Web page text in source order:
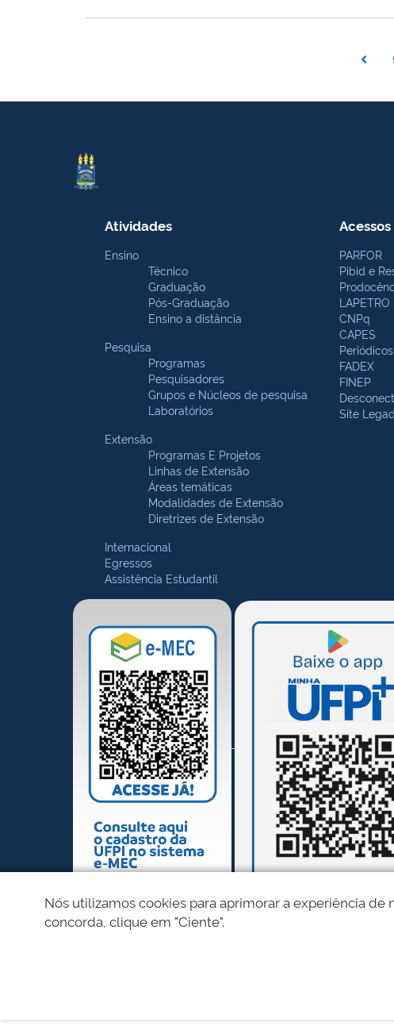
Atividades
Ensino
Técnico
Graduação
Pós-Graduação
Ensino a distância
Pesquisa
Programas
Pesquisadores
Grupos e Núcleos de pesquisa
Laboratórios
Extensão
Programas E Projetos
Linhas de Extensão
Áreas temáticas
Modalidades de Extensão
Diretrizes de Extensão
Internacional
Egressos
Assistência Estudantil
Acessos
PARFOR
Pibid e
LAPETRO
CNPq
CAPES
Periódicos
FADEX
FINEP
Site
Nós utilizamos cookies para aprimorar a experiência de
concorda, clique em "Ciente".